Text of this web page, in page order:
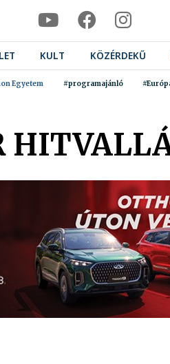
KULT KÖZÉRDEKŰ
Egyetem #programajánló